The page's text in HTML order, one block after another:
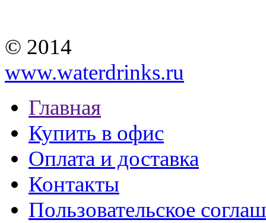
© 2014
www.waterdrinks.ru
Главная
Купить в офис
Оплата и доставка
Контакты
Пользовательское